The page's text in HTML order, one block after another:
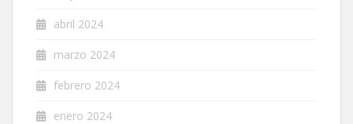
abril 2024
marzo 2024
febrero 2024
enero 2024